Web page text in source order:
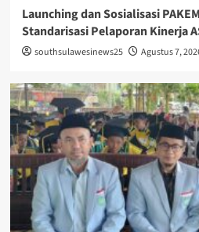
Launching dan Sosialisasi
Standarisasi Pelaporan Kinerja
southsulawesinews25 Agustus 7,